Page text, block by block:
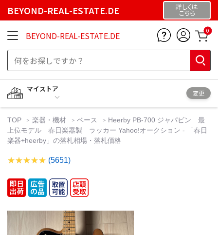
BEYOND-REAL-ESTATE.DE 詳しくは
こちら
BEYOND-REAL-ESTATE.DE 0
マイストア
変更
TOP 楽器・機材 ベース
Heerby PB-700 ジャパビン 最
上位モデル 春日楽器製 ラッカー Yahoo!オークション - 「春日
楽器+heerby」の落札相場・落札価格
(5651)